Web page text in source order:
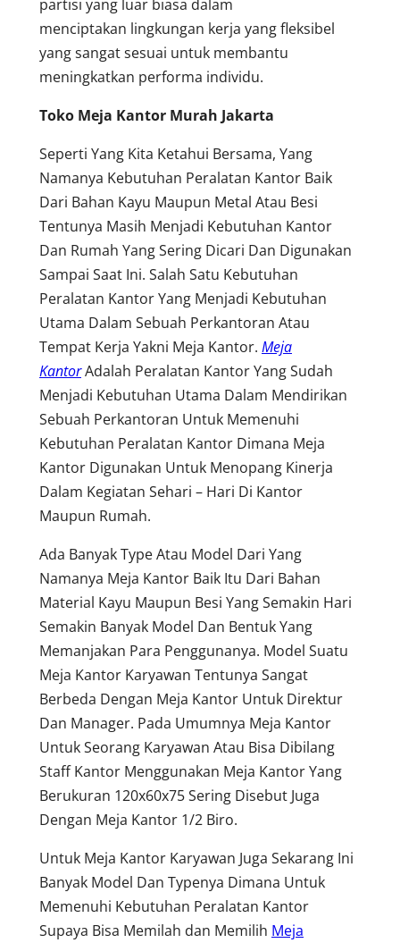
partisi yang luar biasa dalam
menciptakan lingkungan kerja yang fleksibel
yang sangat sesuai untuk membantu
meningkatkan performa individu.
Toko Meja Kantor Murah Jakarta
Seperti Yang Kita Ketahui Bersama, Yang
Namanya Kebutuhan Peralatan Kantor Baik
Dari Bahan Kayu Maupun Metal Atau Besi
Tentunya Masih Menjadi Kebutuhan Kantor
Dan Rumah Yang Sering Dicari Dan Digunakan
Sampai Saat Ini. Salah Satu Kebutuhan
Peralatan Kantor Yang Menjadi Kebutuhan
Utama Dalam Sebuah Perkantoran Atau
Tempat Kerja Yakni Meja Kantor. Meja
KantorAdalah Peralatan Kantor Yang Sudah
Menjadi Kebutuhan Utama Dalam Mendirikan
Sebuah Perkantoran Untuk Memenuhi
Kebutuhan Peralatan Kantor Dimana Meja
Kantor Digunakan Untuk Menopang Kinerja
Dalam Kegiatan Sehari – Hari Di Kantor
Maupun Rumah.
Ada Banyak Type Atau Model Dari Yang
Namanya Meja Kantor Baik Itu Dari Bahan
Material Kayu Maupun Besi Yang Semakin Hari
Semakin Banyak Model Dan Bentuk Yang
Memanjakan Para Penggunanya. Model Suatu
Meja Kantor Karyawan Tentunya Sangat
Berbeda Dengan Meja Kantor Untuk Direktur
Dan Manager. Pada Umumnya Meja Kantor
Untuk Seorang Karyawan Atau Bisa Dibilang
Staff Kantor Menggunakan Meja Kantor Yang
Berukuran 120x60x75 Sering Disebut Juga
Dengan Meja Kantor 1/2 Biro.
Untuk Meja Kantor Karyawan Juga Sekarang Ini
Banyak Model Dan Typenya Dimana Untuk
Memenuhi Kebutuhan Peralatan Kantor
Supaya Bisa Memilah dan Memilih Meja